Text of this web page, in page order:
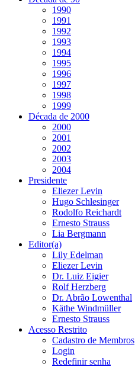
1990
1991
1992
1993
1994
1995
1996
1997
1998
1999
Década de 2000
2000
2001
2002
2003
2004
Presidente
Eliezer Levin
Hugo Schlesinger
Rodolfo Reichardt
Ernesto Strauss
Lia Bergmann
Editor(a)
Lily Edelman
Eliezer Levin
Dr. Luiz Eigier
Rolf Herzberg
Dr. Abrão Lowenthal
Käthe Windmüller
Ernesto Strauss
Acesso Restrito
Cadastro de Membros
Login
Redefinir senha